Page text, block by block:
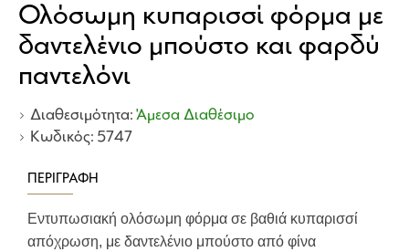
Ολόσωμη κυπαρισσί φόρμα με
δαντελένιο μπούστο και φαρδύ
παντελόνι
Διαθεσιμότητα: Άμεσα Διαθέσιμο
Κωδικός: 5747
ΠΕΡΙΓΡΑΦΉ
Εντυπωσιακή ολόσωμη φόρμα σε βαθιά κυπαρισσί
απόχρωση, με δαντελένιο μπούστο από φίνα